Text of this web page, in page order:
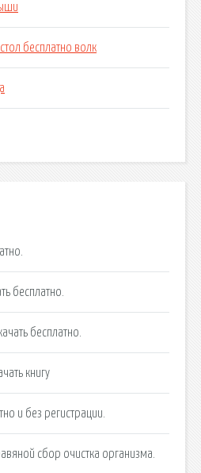
бесплатно волк
бесплатно.
бесплатно.
книгу
и без регистрации.
сбор очистка организма.